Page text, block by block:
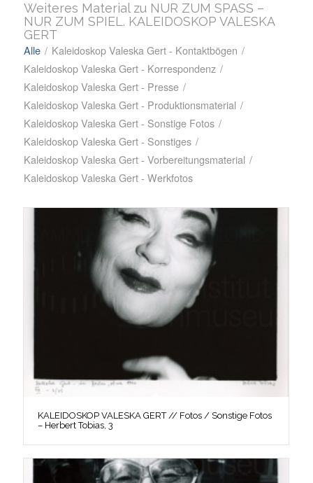
Weiteres Material zu NUR ZUM SPASS –
NUR ZUM SPIEL. KALEIDOSKOP VALESKA
GERT
Alle / Kaleidoskop Valeska Gert - Kontaktbögen /
Kaleidoskop Valeska Gert - Korrespondenz /
Kaleidoskop Valeska Gert - Presse /
Kaleidoskop Valeska Gert - Produktionsmaterial /
Kaleidoskop Valeska Gert - Sonstige Fotos /
Kaleidoskop Valeska Gert - Sonstiges /
Kaleidoskop Valeska Gert - Vorbereitungsmaterial /
Kaleidoskop Valeska Gert - Werkfotos
KALEIDOSKOP VALESKA GERT // Fotos / Sonstige Fotos
– Herbert Tobias, 3